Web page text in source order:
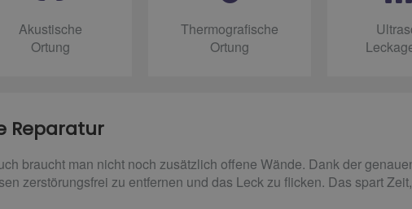
Akustische
Ortung
Thermografische
Ortung
Reparatur
braucht man nicht noch zusätzlich offene Wände. Dank der
zerstörungsfrei zu entfernen und das Leck zu flicken. Das spart